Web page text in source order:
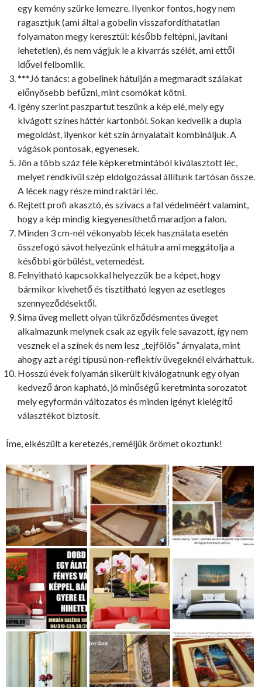
egy kemény szürke lemezre. Ilyenkor fontos, hogy nem
ragasztjuk (ami által a gobelin visszafordíthatatlan
folyamaton megy keresztül: később feltépni, javítani
lehetetlen), és nem vágjuk le a kivarrás szélét, ami ettől
idővel felbomlik.
***Jó tanács: a gobelinek hátulján a megmaradt szálakat
előnyösebb befűzni, mint csomókat kötni.
Igény szerint paszpartut teszünk a kép elé, mely egy
kivágott színes háttér kartonból. Sokan kedvelik a dupla
megoldást, ilyenkor két szín árnyalatait kombináljuk. A
vágások pontosak, egyenesek.
Jön a több száz féle képkeretmintából kiválasztott léc,
melyet rendkívül szép eldolgozással állítunk tartósan össze.
A lécek nagy része mind raktári léc.
Rejtett profi akasztó, és szivacs a fal védelméért valamint,
hogy a kép mindig kiegyenesíthető maradjon a falon.
Minden 3 cm-nél vékonyabb lécek használata esetén
összefogó sávot helyezünk el hátulra ami meggátolja a
későbbi görbülést, vetemedést.
Felnyitható kapcsokkal helyezzük be a képet, hogy
bármikor kivehető és tisztítható legyen az esetleges
szennyeződésektől.
Sima üveg mellett olyan tükröződésmentes üveget
alkalmazunk melynek csak az egyik fele savazott, így nem
vesznek el a színek és nem lesz „tejfölös” árnyalata, mint
ahogy azt a régi típusú non-reflektív üvegeknél elvárhattuk.
Hosszú évek folyamán sikerült kiválogatnunk egy olyan
kedvező áron kapható, jó minőségű keretminta sorozatot
mely egyformán változatos és minden igényt kielégítő
választékot biztosít.
Íme, elkészült a keretezés, reméljük örömet okoztunk!